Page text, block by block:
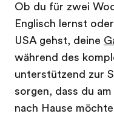
Ob du für zwei
Englisch lernst
USA gehst, deine
während des
unterstützend zur
sorgen, dass du
nach Hause